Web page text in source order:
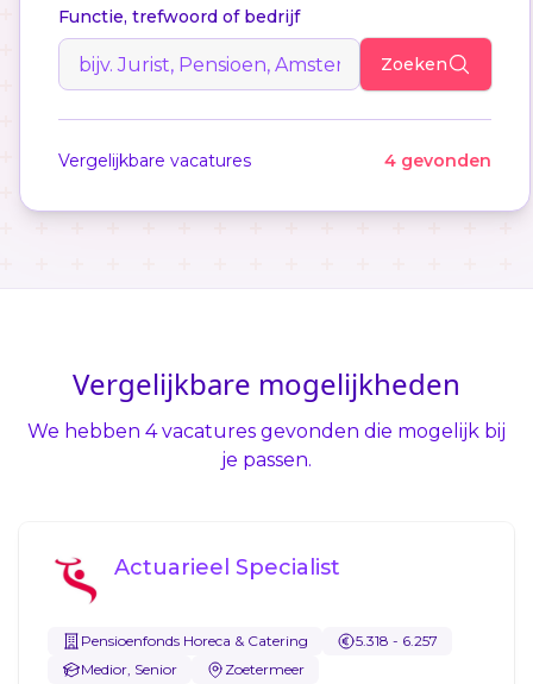
Functie, trefwoord of bedrijf
Zoeken
Vergelijkbare vacatures 4 gevonden
Vergelijkbare mogelijkheden
We hebben 4 vacatures gevonden die mogelijk bij
je passen.
Actuarieel Specialist
Pensioenfonds Horeca & Catering
5.318 - 6.257
Medior, Senior
Zoetermeer